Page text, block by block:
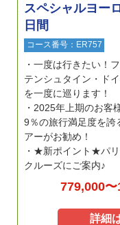
スペシャルヨー
日間
コース番号：ER757
一度は行きたい！
テンシュタイン・ド
を一度に巡ります！
2025年上期のお客
9％の旅行満足度を誇
アーがお勧め！
★新ポイント★パリ
クルーズにご案内♪
779,000〜
詳細